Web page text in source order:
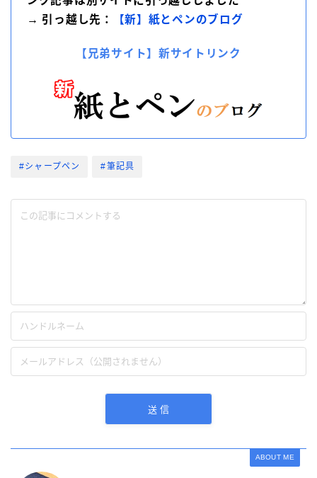
→ 引っ越し先：
【新】紙とペンのブログ
【兄弟サイト】新サイトリンク
#シャープペン #筆記具
ABOUT ME